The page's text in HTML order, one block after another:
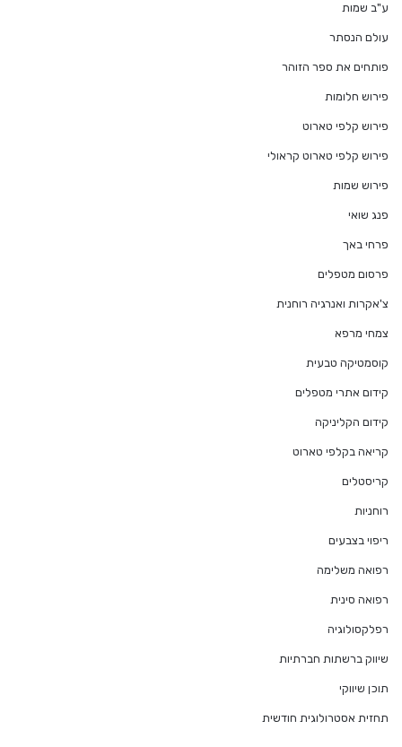
ע"ב שמות
עולם הנסתר
פותחים את ספר הזוהר
פירוש חלומות
פירוש קלפי טארוט
פירוש קלפי טארוט קראולי
פירוש שמות
פנג שואי
פרחי באך
פרסום מטפלים
צ'אקרות ואנרגיה רוחנית
צמחי מרפא
קוסמטיקה טבעית
קידום אתרי מטפלים
קידום הקליניקה
קריאה בקלפי טארוט
קריסטלים
רוחניות
ריפוי בצבעים
רפואה משלימה
רפואה סינית
רפלקסולוגיה
שיווק ברשתות חברתיות
תוכן שיווקי
תחזית אסטרולוגית חודשית